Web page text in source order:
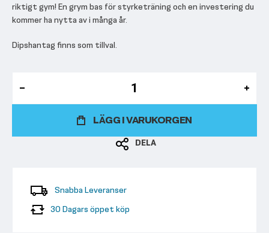
riktigt gym! En grym bas för styrketräning och en investering du
kommer ha nytta av i många år.
Dipshantag finns som tillval.
LÄGG I VARUKORGEN
DELA
Snabba Leveranser
30 Dagars öppet köp